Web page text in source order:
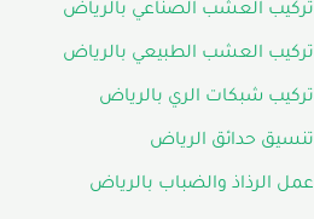
تركيب العشب الصناعي بالرياض
تركيب العشب الطبيعي بالرياض
تركيب شبكات الري بالرياض
تنسيق حدائق الرياض
عمل الرذاذ والضباب بالرياض